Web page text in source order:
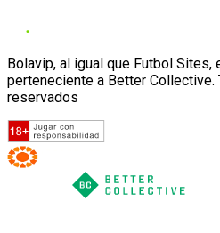
Bolavip, al igual que Futbol Sites,
perteneciente a Better
reservados